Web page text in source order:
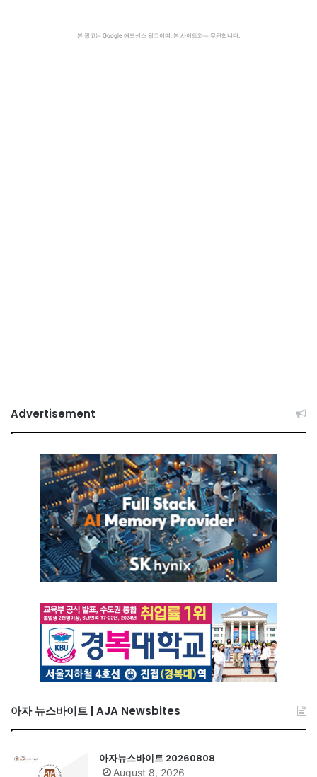
본 광고는 Google 애드센스 광고이며, 본 사이트와는 무관합니다.
Advertisement
아자 뉴스바이트 | AJA Newsbites
아자뉴스바이트 20260808
August 8, 2026